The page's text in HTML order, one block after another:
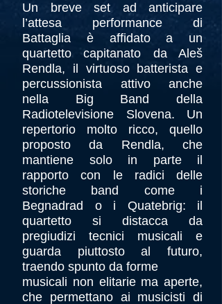
Un breve set ad anticipare
l’attesa performance di
Battaglia è affidato a un
quartetto capitanato da Aleš
Rendla, il virtuoso batterista e
percussionista attivo anche
nella Big Band della
Radiotelevisione Slovena. Un
repertorio molto ricco, quello
proposto da Rendla, che
mantiene solo in parte il
rapporto con le radici delle
storiche band come i
Begnadrad o i Quatebrig: il
quartetto si distacca da
pregiudizi tecnici musicali e
guarda piuttosto al futuro,
traendo spunto da forme
musicali non elitarie ma aperte,
che permettano ai musicisti di